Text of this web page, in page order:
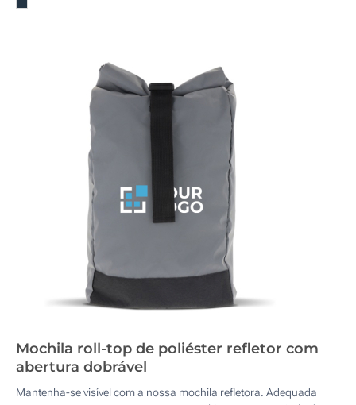
Mochila roll-top de poliéster refletor com
abertura dobrável
Mantenha-se visível com a nossa mochila refletora. Adequada